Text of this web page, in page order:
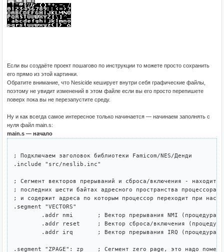
Если вы создаёте проект пошагово по инструкции то можете просто сохранить
его прямо из этой картинки.
Обратите внимание, что Nesicide кеширует внутри себя графические файлы,
поэтому не увидит изменений в этом файле если вы его просто перепишете
поверх пока вы не перезапустите среду.
Ну и как всегда самое интересное только начинается — начинаем заполнять с
нуля файл main.s:
main.s — начало
; Подключаем заголовок библиотеки Famicom/NES/Денди
.include "src/neslib.inc"
; Сегмент векторов прерываний и сброса/включения -
; последних шести байтах адресного пространства процессора
; и содержит адреса по которым процессор переходит при
.segment "VECTORS"
.segment "ZPAGE": zp	; Сегмент zero page, это надо пометить через ": zp"